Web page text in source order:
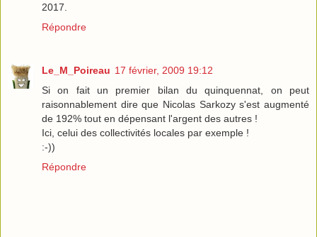
2017.
Répondre
Le_M_Poireau 17 février, 2009 19:12
Si on fait un premier bilan du quinquennat, on peut
raisonnablement dire que Nicolas Sarkozy s'est augmenté
de 192% tout en dépensant l'argent des autres !
Ici, celui des collectivités locales par exemple !
:-))
Répondre